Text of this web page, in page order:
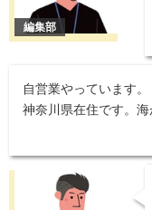
自営業やっています。
神奈川県在住です。海